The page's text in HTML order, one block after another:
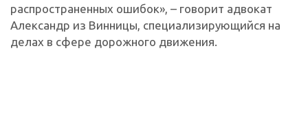
распространенных ошибок», – говорит адвокат
Александр из Винницы, специализирующийся на
делах в сфере дорожного движения.